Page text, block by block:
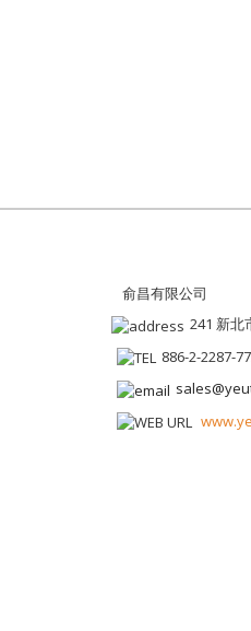
俞昌有限公司
241 新北
886-2-2287-